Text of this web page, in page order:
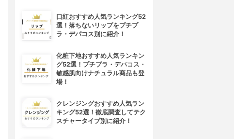
口紅おすすめ人気ランキング52
選！落ちないリップをプチプ
ラ・デパコス別に紹介！
化粧下地おすすめ人気ランキン
グ52選！プチプラ・デパコス・
敏感肌向けナチュラル商品も登
場！
クレンジングおすすめ人気ラン
キング52選！徹底調査してテク
スチャータイプ別に紹介！